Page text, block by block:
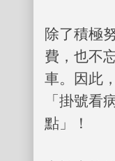
除了積極
費，也不
車。因此
「掛號看
點」！